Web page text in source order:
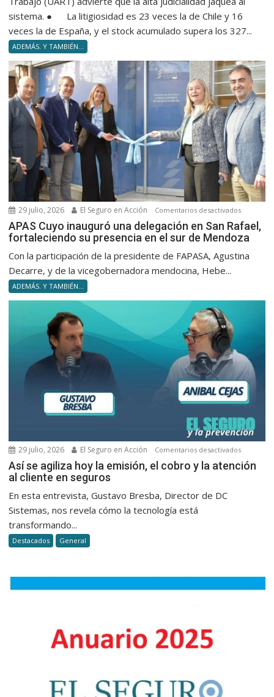
sistema. ● La litigiosidad es 23 veces la de Chile y 16
veces la de España, y el stock acumulado supera los 327...
ADEMÁS. Y TAMBIÉN...
29 julio, 2026 El Seguro en Acción Comentarios desactivadosen
APAS
Cuyo
San
presencia
en
el
sur
Mendoza
APAS Cuyo inauguró una delegación en San Rafael,
fortaleciendo su presencia en el sur de Mendoza
Con la participación de la presidente de FAPASA, Agustina
Decarre, y de la vicegobernadora mendocina, Hebe...
ADEMÁS. Y TAMBIÉN...
29 julio, 2026 El Seguro en Acción Comentarios desactivadosen
Así
Así se agiliza hoy la emisión, el cobro y la atención
al cliente en seguros
En esta entrevista, Gustavo Bresba, Director de DC
Sistemas, nos revela cómo la tecnología está
transformando...
Destacados General